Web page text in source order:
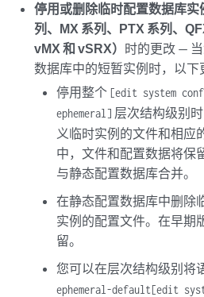
停用或删除临时配置数据库
列、MX 系列、PTX 系列、
vMX 和 vSRX） 时的更改 —
数据库中的短暂实例时，以下
停用整个 [edit system
ephemeral] 层次结构级别
义临时实例的文件和相应
中，文件和配置数据将保
与静态配置数据库合并。
在静态配置数据库中删除
实例的配置文件。在早期
留。
您可以在层次结构级别将
ephemeral-default[edit